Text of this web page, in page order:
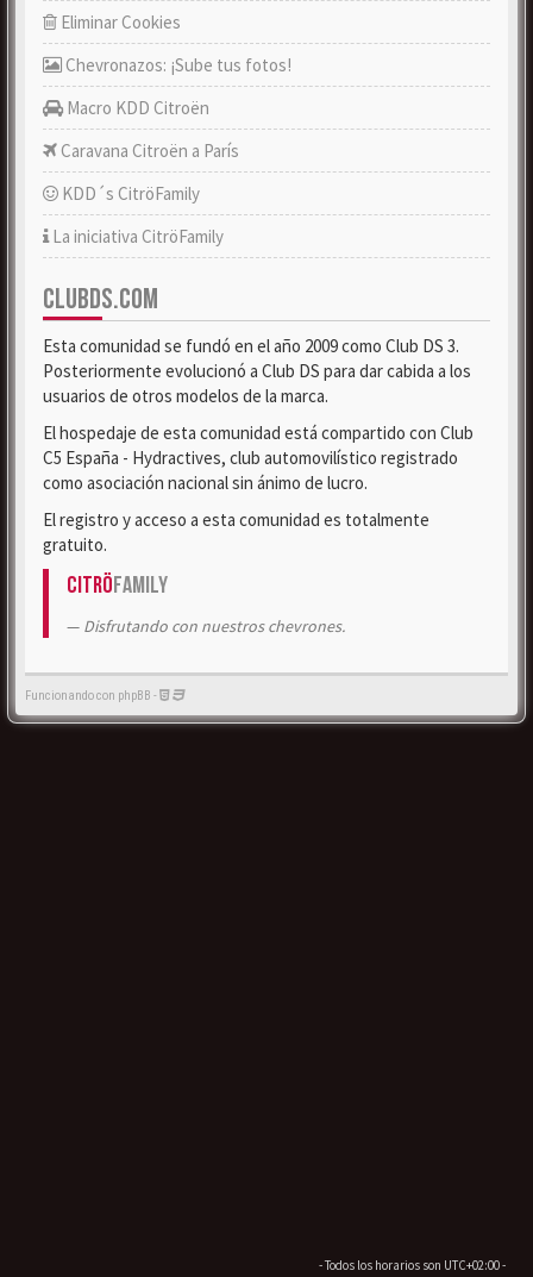
Eliminar Cookies
Chevronazos: ¡Sube tus fotos!
Macro KDD Citroën
Caravana Citroën a París
KDD´s CitröFamily
La iniciativa CitröFamily
CLUBDS.COM
Esta comunidad se fundó en el año 2009 como Club DS 3.
Posteriormente evolucionó a Club DS para dar cabida a los
usuarios de otros modelos de la marca.
El hospedaje de esta comunidad está compartido con Club
C5 España - Hydractives, club automovilístico registrado
como asociación nacional sin ánimo de lucro.
El registro y acceso a esta comunidad es totalmente
gratuito.
CitröFamily
Disfrutando con nuestros chevrones.
Funcionando con phpBB -
- Todos los horarios son UTC+02:00-